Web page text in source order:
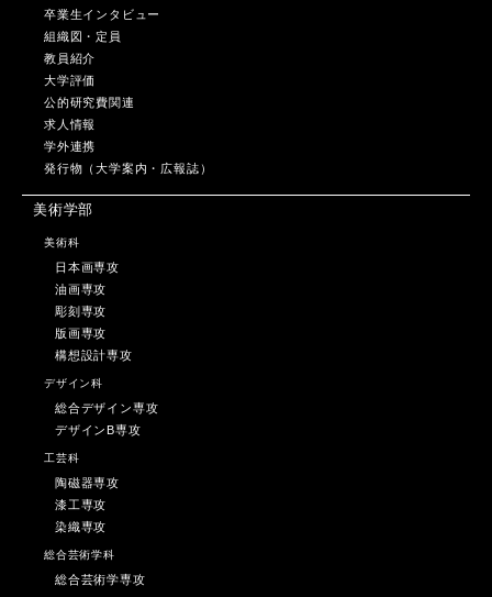
卒業生インタビュー
組織図・定員
教員紹介
大学評価
公的研究費関連
求人情報
学外連携
発行物（大学案内・広報誌）
美術学部
美術科
日本画専攻
油画専攻
彫刻専攻
版画専攻
構想設計専攻
デザイン科
総合デザイン専攻
デザインB専攻
工芸科
陶磁器専攻
漆工専攻
染織専攻
総合芸術学科
総合芸術学専攻